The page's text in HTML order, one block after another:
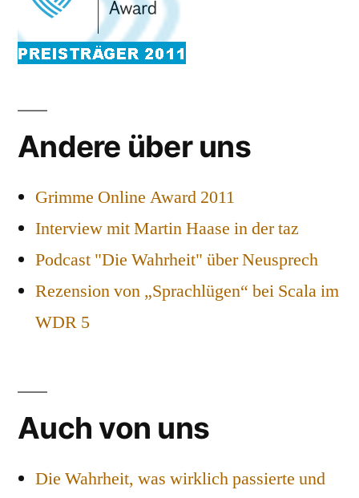
Andere über uns
Grimme Online Award 2011
Interview mit Martin Haase in der taz
Podcast "Die Wahrheit" über Neusprech
Rezension von „Sprachlügen“ bei Scala im
WDR 5
Auch von uns
Die Wahrheit, was wirklich passierte und